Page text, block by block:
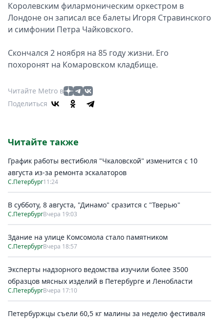
Королевским филармоническим оркестром в
Лондоне он записал все балеты Игоря Стравинского
и симфонии Петра Чайковского.
Скончался 2 ноября на 85 году жизни. Его
похоронят на Комаровском кладбище.
Читайте Metro в
Поделиться
Читайте также
График работы вестибюля "Чкаловской" изменится с 10
августа из-за ремонта эскалаторов
С.Петербург11:24
В субботу, 8 августа, "Динамо" сразится с "Тверью"
С.ПетербургВчера 19:03
Здание на улице Комсомола стало памятником
С.ПетербургВчера 18:57
Эксперты надзорного ведомства изучили более 3500
образцов мясных изделий в Петербурге и Ленобласти
С.ПетербургВчера 17:10
Петербуржцы съели 60,5 кг малины за неделю фестиваля